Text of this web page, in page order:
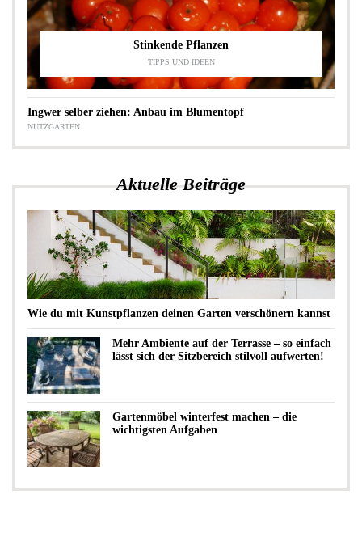
Stinkende Pflanzen
TIPPS UND IDEEN
Ingwer selber ziehen: Anbau im Blumentopf
NUTZGARTEN
Aktuelle Beiträge
Wie du mit Kunstpflanzen deinen Garten verschönern kannst
Mehr Ambiente auf der Terrasse – so einfach
lässt sich der Sitzbereich stilvoll aufwerten!
Gartenmöbel winterfest machen – die
wichtigsten Aufgaben